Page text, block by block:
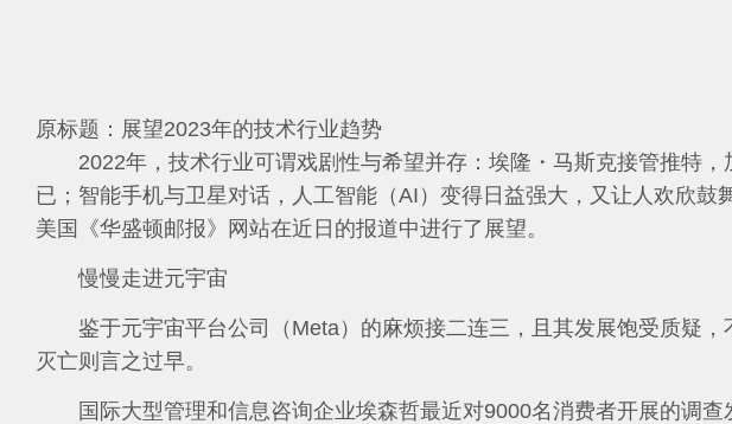
原标题：展望2023年的技术行业趋势
2022年，技术行业可谓戏剧性与希望并存：埃隆・马斯克接管推特
已；智能手机与卫星对话，人工智能（AI）变得日益强大，又让人欢欣鼓
美国《华盛顿邮报》网站在近日的报道中进行了展望。
慢慢走进元宇宙
鉴于元宇宙平台公司（Meta）的麻烦接二连三，且其发展饱受质疑
灭亡则言之过早。
国际大型管理和信息咨询企业埃森哲最近对9000名消费者开展的调